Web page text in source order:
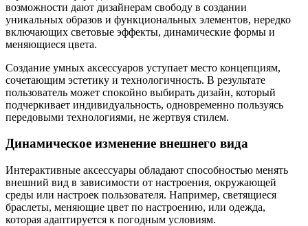
возможности дают дизайнерам свободу в создании
уникальных образов и функциональных элементов, нередко
включающих световые эффекты, динамические формы и
меняющиеся цвета.
Создание умных аксессуаров уступает место концепциям,
сочетающим эстетику и технологичность. В результате
пользователь может спокойно выбирать дизайн, который
подчеркивает индивидуальность, одновременно пользуясь
передовыми технологиями, не жертвуя стилем.
Динамическое изменение внешнего вида
Интерактивные аксессуары обладают способностью менять
внешний вид в зависимости от настроения, окружающей
среды или настроек пользователя. Например, светящиеся
браслеты, меняющие цвет по настроению, или одежда,
которая адаптируется к погодным условиям.